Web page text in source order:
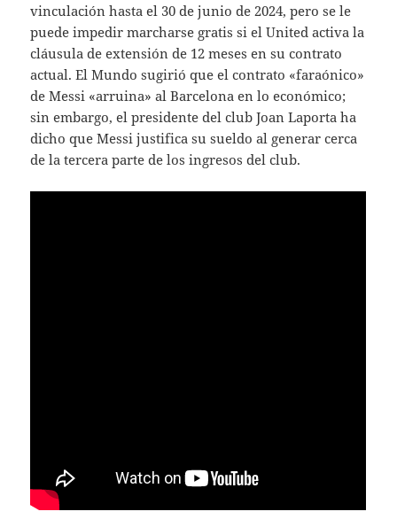
vinculación hasta el 30 de junio de 2024, pero se le
puede impedir marcharse gratis si el United activa la
cláusula de extensión de 12 meses en su contrato
actual. El Mundo sugirió que el contrato «faraónico»
de Messi «arruina» al Barcelona en lo económico;
sin embargo, el presidente del club Joan Laporta ha
dicho que Messi justifica su sueldo al generar cerca
de la tercera parte de los ingresos del club.